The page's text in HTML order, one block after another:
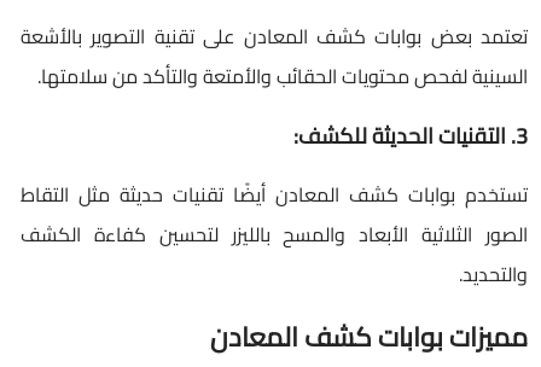
تعتمد بعض بوابات كشف المعادن على تقنية التصوير بالأشعة
السينية لفحص محتويات الحقائب والأمتعة والتأكد من سلامتها.
3. التقنيات الحديثة للكشف:
تستخدم بوابات كشف المعادن أيضًا تقنيات حديثة مثل التقاط
الصور الثلاثية الأبعاد والمسح بالليزر لتحسين كفاءة الكشف
والتحديد.
مميزات بوابات كشف المعادن